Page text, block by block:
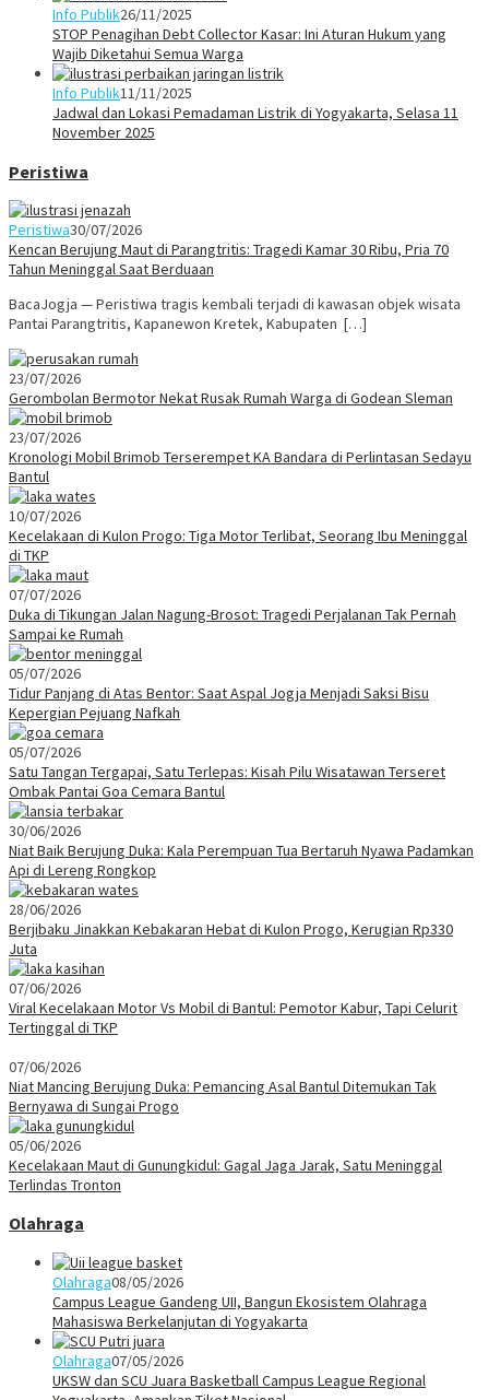
Info Publik26/11/2025
STOP Penagihan Debt Collector Kasar: Ini Aturan Hukum yang
Wajib Diketahui Semua Warga
Info Publik11/11/2025
Jadwal dan Lokasi Pemadaman Listrik di Yogyakarta, Selasa 11
November 2025
Peristiwa
Peristiwa30/07/2026
Kencan Berujung Maut di Parangtritis: Tragedi Kamar 30 Ribu, Pria 70
Tahun Meninggal Saat Berduaan
BacaJogja — Peristiwa tragis kembali terjadi di kawasan objek wisata
Pantai Parangtritis, Kapanewon Kretek, Kabupaten […]
23/07/2026
Gerombolan Bermotor Nekat Rusak Rumah Warga di Godean Sleman
23/07/2026
Kronologi Mobil Brimob Terserempet KA Bandara di Perlintasan Sedayu
Bantul
10/07/2026
Kecelakaan di Kulon Progo: Tiga Motor Terlibat, Seorang Ibu Meninggal
di TKP
07/07/2026
Duka di Tikungan Jalan Nagung-Brosot: Tragedi Perjalanan Tak Pernah
Sampai ke Rumah
05/07/2026
Tidur Panjang di Atas Bentor: Saat Aspal Jogja Menjadi Saksi Bisu
Kepergian Pejuang Nafkah
05/07/2026
Satu Tangan Tergapai, Satu Terlepas: Kisah Pilu Wisatawan Terseret
Ombak Pantai Goa Cemara Bantul
30/06/2026
Niat Baik Berujung Duka: Kala Perempuan Tua Bertaruh Nyawa Padamkan
Api di Lereng Rongkop
28/06/2026
Berjibaku Jinakkan Kebakaran Hebat di Kulon Progo, Kerugian Rp330
Juta
07/06/2026
Viral Kecelakaan Motor Vs Mobil di Bantul: Pemotor Kabur, Tapi Celurit
Tertinggal di TKP
07/06/2026
Niat Mancing Berujung Duka: Pemancing Asal Bantul Ditemukan Tak
Bernyawa di Sungai Progo
05/06/2026
Kecelakaan Maut di Gunungkidul: Gagal Jaga Jarak, Satu Meninggal
Terlindas Tronton
Olahraga
Olahraga08/05/2026
Campus League Gandeng UII, Bangun Ekosistem Olahraga
Mahasiswa Berkelanjutan di Yogyakarta
Olahraga07/05/2026
UKSW dan SCU Juara Basketball Campus League Regional